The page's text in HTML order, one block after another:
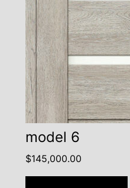
model 6
$145,000.00